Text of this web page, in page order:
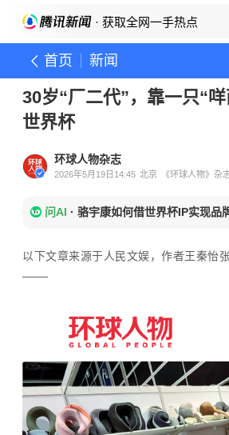
· 获取全网一手热点
首页 新闻
30岁“厂二代”，靠一只“
世界杯
环球人物杂志
2026年5月19日14:45 北京 《环球人物》杂
问AI · 骆宇康如何借世界杯IP实现品
以下文章来源于人民文娱，作者王秦怡